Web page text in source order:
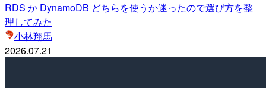
RDS か DynamoDB どちらを使うか迷ったので選び方を整
理してみた
小林翔馬
2026.07.21